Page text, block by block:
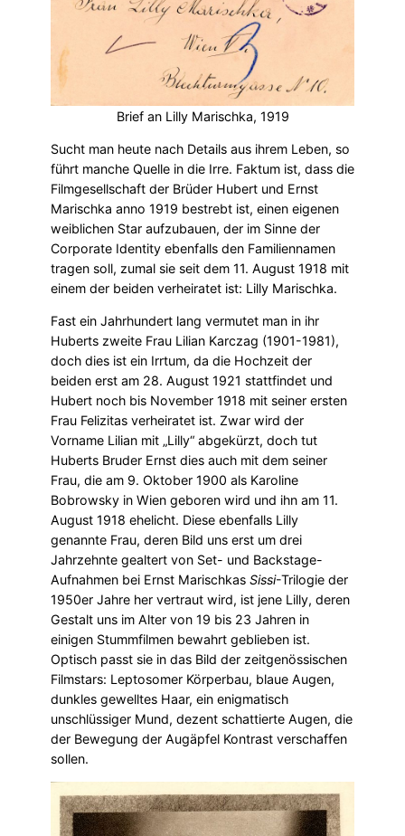
Brief an Lilly Marischka, 1919
Sucht man heute nach Details aus ihrem Leben, so
führt manche Quelle in die Irre. Faktum ist, dass die
Filmgesellschaft der Brüder Hubert und Ernst
Marischka anno 1919 bestrebt ist, einen eigenen
weiblichen Star aufzubauen, der im Sinne der
Corporate Identity ebenfalls den Familiennamen
tragen soll, zumal sie seit dem 11. August 1918 mit
einem der beiden verheiratet ist: Lilly Marischka.
Fast ein Jahrhundert lang vermutet man in ihr
Huberts zweite Frau Lilian Karczag (1901-1981),
doch dies ist ein Irrtum, da die Hochzeit der
beiden erst am 28. August 1921 stattfindet und
Hubert noch bis November 1918 mit seiner ersten
Frau Felizitas verheiratet ist. Zwar wird der
Vorname Lilian mit „Lilly“ abgekürzt, doch tut
Huberts Bruder Ernst dies auch mit dem seiner
Frau, die am 9. Oktober 1900 als Karoline
Bobrowsky in Wien geboren wird und ihn am 11.
August 1918 ehelicht. Diese ebenfalls Lilly
genannte Frau, deren Bild uns erst um drei
Jahrzehnte gealtert von Set- und Backstage-
Aufnahmen bei Ernst Marischkas Sissi-Trilogie der
1950er Jahre her vertraut wird, ist jene Lilly, deren
Gestalt uns im Alter von 19 bis 23 Jahren in
einigen Stummfilmen bewahrt geblieben ist.
Optisch passt sie in das Bild der zeitgenössischen
Filmstars: Leptosomer Körperbau, blaue Augen,
dunkles gewelltes Haar, ein enigmatisch
unschlüssiger Mund, dezent schattierte Augen, die
der Bewegung der Augäpfel Kontrast verschaffen
sollen.